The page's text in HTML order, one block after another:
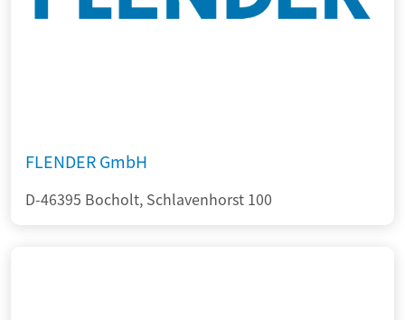
FLENDER GmbH
D-46395 Bocholt, Schlavenhorst 100